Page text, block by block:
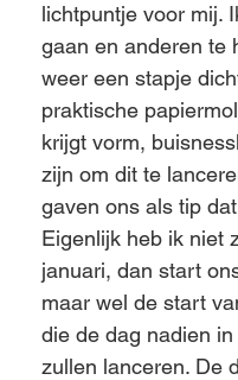
lichtpuntje voor mij.
gaan en anderen te
weer een stapje
praktische
krijgt vorm,
zijn om dit te
gaven ons als tip
Eigenlijk heb ik niet
januari, dan start
maar wel de start
die de dag nadien
zullen lanceren. De